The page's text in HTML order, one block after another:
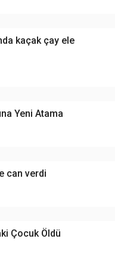
kaçak çay ele
Yeni Atama
can verdi
Çocuk Öldü